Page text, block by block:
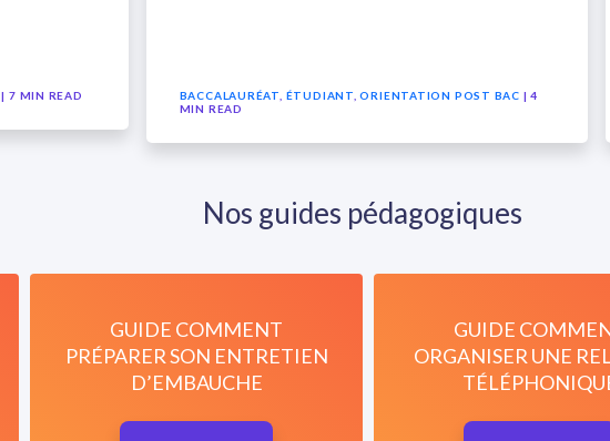
| 7 MIN READ BACCALAURÉAT ÉTUDIANT ,ORIENTATION POST BAC | 4
MIN READ
Nos guides pédagogiques
GUIDE COMMENT
PRÉPARER SON ENTRETIEN
D’EMBAUCHE
GUIDE
ORGANISER UNE